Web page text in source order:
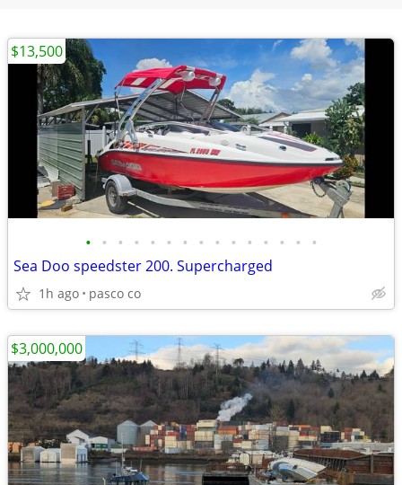
• • • • • • • • • • • • • • •
Sea Doo speedster 200. Supercharged
1h ago pasco co
$13,500
$3,000,000